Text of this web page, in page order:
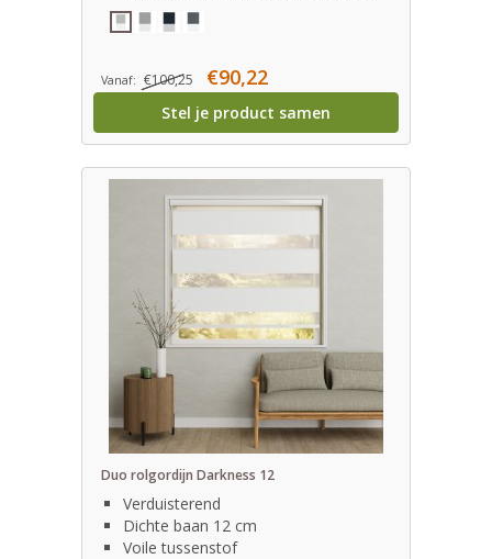
Vanaf: €100,25 €90,22
Stel je product samen
Duo rolgordijn Darkness 12
Verduisterend
Dichte baan 12 cm
Voile tussenstof